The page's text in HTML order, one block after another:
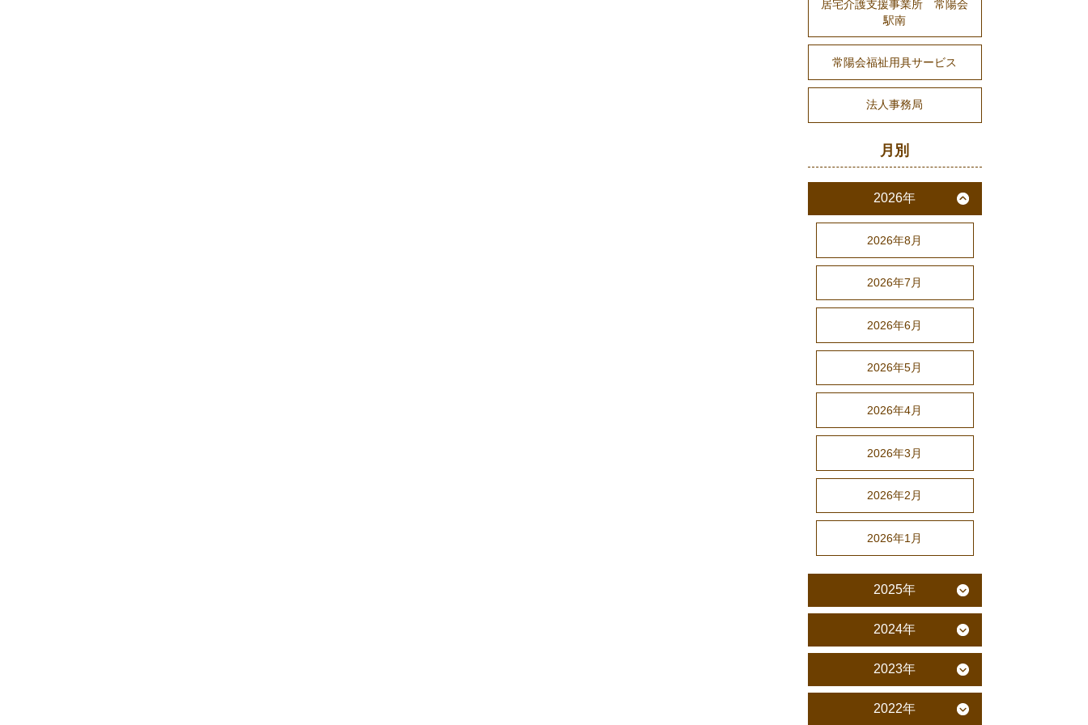
居宅介護支援事業所 常陽会
駅南
常陽会福祉用具サービス
法人事務局
月別
2026年
2026年8月
2026年7月
2026年6月
2026年5月
2026年4月
2026年3月
2026年2月
2026年1月
2025年
2024年
2023年
2022年